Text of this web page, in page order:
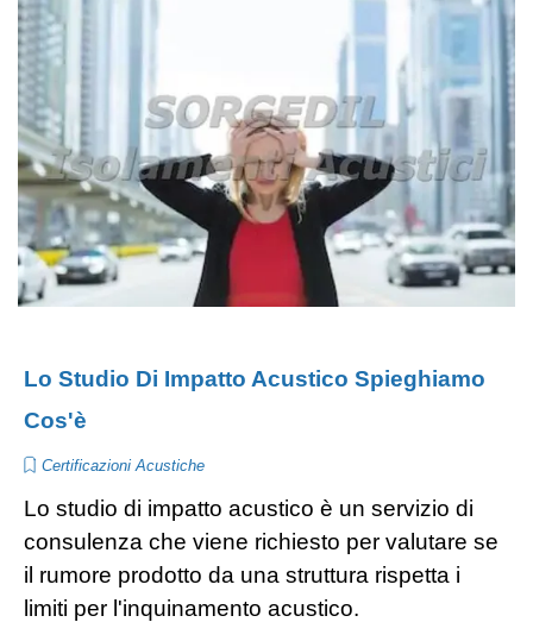
Lo Studio Di Impatto Acustico Spieghiamo
Cos'è
Certificazioni Acustiche
Lo studio di impatto acustico è un servizio di
consulenza che viene richiesto per valutare se
il rumore prodotto da una struttura rispetta i
limiti per l'inquinamento acustico.